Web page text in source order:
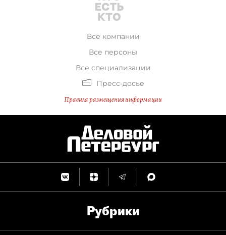
Все компании
Все персоны
Все специализации
Пресс-досье
Правила размещения информации
Рубрики